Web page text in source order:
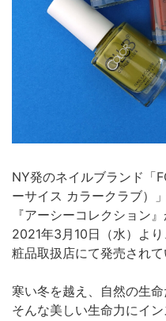
NY発のネイルブランド「
ーサイス カラークラブ）
『アーシーコレクション』
2021年3月10日（水）よ
粧品取扱店にて発売されて
寒い冬を越え、自然の生命
そんな美しい生命力にイ